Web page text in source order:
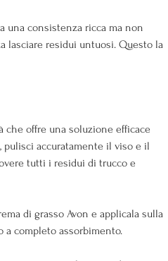
una consistenza ricca ma non
lasciare residui untuosi. Questo la
che offre una soluzione efficace
pulisci accuratamente il viso e il
tutti i residui di trucco e
di grasso Avon e applicala sulla
a completo assorbimento.